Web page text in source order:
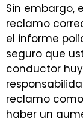
Sin embargo,
reclamo
el informe
seguro que
conductor
reclamo
haber un